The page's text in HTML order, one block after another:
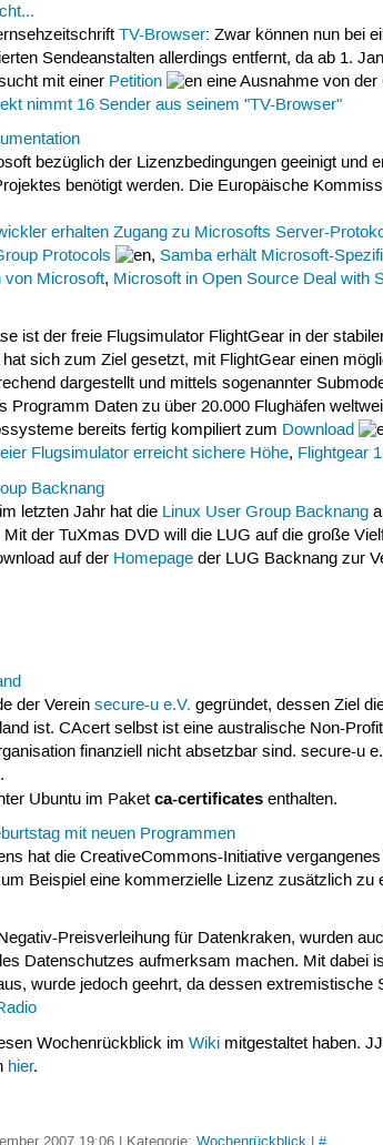
TV-Browser: Zwar können nun bei
Sendeanstalten allerdings entfernt, da ab 1.
mit einer Petition
eine Ausnahme von
nimmt 16 Sender aus seinem "TV-Browser"
bezüglich der Lizenzbedingungen geeinigt und
benötigt werden. Die Europäische
erhalten Zugang zu Microsofts Server-
Protocols
,Samba erhält Microsoft-
von Microsoft, Microsoft in Open Source Deal with
ist der freie Flugsimulator FlightGear in der
sich zum Ziel gesetzt, mit FlightGear einen
dargestellt und mittels sogenannter
Programm Daten zu über 20.000 Flughäfen
bereits fertig kompiliert zum Download
Flugsimulator erreicht sichere Höhe, Flightgear
Backnang
im letzten Jahr hat die Linux User Group Backnang
der TuXmas DVD will die LUG auf die große
auf der Homepage der LUG Backnang zur
der Vereinsecure-u e.V. gegründet, dessen Ziel
ist. CAcert selbst ist eine australische Non-
finanziell nicht absetzbar sind. secure-u
Ubuntu im Paketca-certificates enthalten.
mit neuen Programmen
hat die CreativeCommons-Initiative
Beispiel eine kommerzielle Lizenz zusätzlich
Preisverleihung für Datenkraken, wurden
Datenschutzes aufmerksam machen. Mit
wurde jedoch geehrt, da dessen
Wochenrückblick imWiki mitgestaltet haben.
hier.
2007 19:06 | Kategorie:Wochenrückblick |#